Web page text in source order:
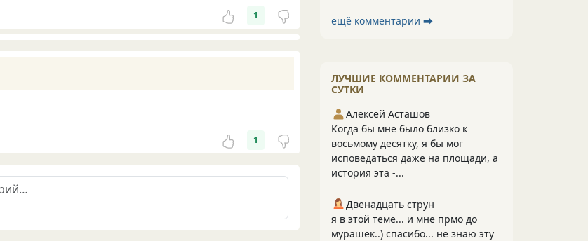
1
1
ещё комментарии ⮕
ЛУЧШИЕ КОММЕНТАРИИ ЗА
СУТКИ
Алексей Асташов
Когда бы мне было близко к
восьмому десятку, я бы мог
исповедаться даже на площади, а
история эта -...
Двенадцать струн
я в этой теме... и мне прмо до
мурашек..) спасибо... не знаю эту